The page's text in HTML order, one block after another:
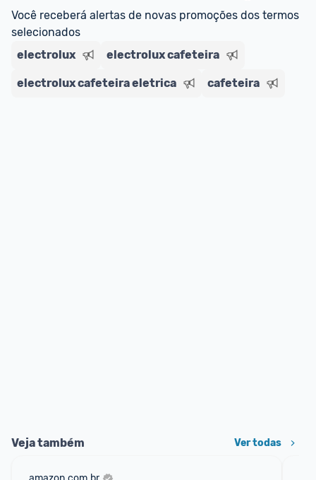
Você receberá alertas de novas promoções dos termos
selecionados
electrolux
electrolux cafeteira
electrolux cafeteira eletrica cafeteira
Veja também Ver todas